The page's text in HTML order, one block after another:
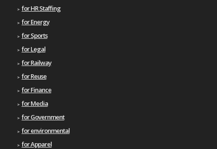
for HR Staffing
for Energy
for Sports
for Legal
for Railway
for Reuse
for Finance
for Media
for Government
for environmental
for Apparel